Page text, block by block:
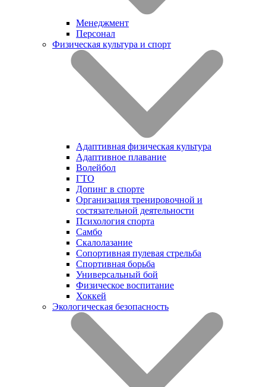
Менеджмент
Персонал
Физическая культура и спорт
Адаптивная физическая культура
Адаптивное плавание
Волейбол
ГТО
Допинг в спорте
Организация тренировочной и
состязательной деятельности
Психология спорта
Самбо
Скалолазание
Сопортивная пулевая стрельба
Спортивная борьба
Универсальный бой
Физическое воспитание
Хоккей
Экологическая безопасность